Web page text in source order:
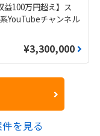
益100万円超え】ス
YouTubeチャンネル
¥3,300,000
を見る